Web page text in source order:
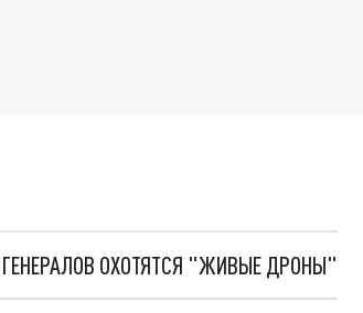
ОХОТЯТСЯ "ЖИВЫЕ ДРОНЫ"